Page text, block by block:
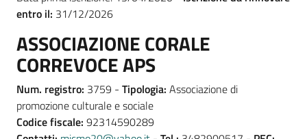
entro il: 31/12/2026
ASSOCIAZIONE CORALE
CORREVOCE APS
Num. registro: 3759 - Tipologia: Associazione di
promozione culturale e sociale
Codice fiscale: 92314590289